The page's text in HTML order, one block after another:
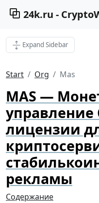
24k.ru -
Expand Sidebar
Start Org Mas
MAS —
управление
лицензии
рекламы
Содержание